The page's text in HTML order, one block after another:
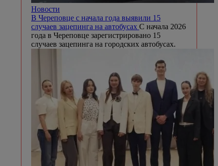
Новости
В Череповце с начала года выявили 15
случаев зацепинга на автобусах С начала 2026
года в Череповце зарегистрировано 15
случаев зацепинга на городских автобусах.